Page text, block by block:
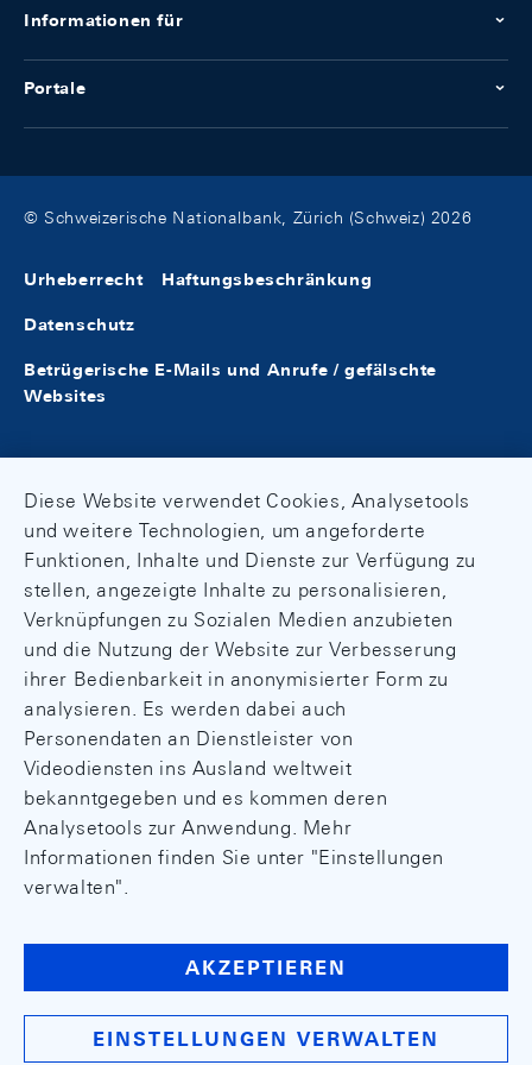
Informationen für
Portale
© Schweizerische Nationalbank, Zürich (Schweiz) 2026
Urheberrecht Haftungsbeschränkung
Datenschutz
Betrügerische E-Mails und Anrufe / gefälschte
Websites
Diese Website verwendet Cookies, Analysetools
und weitere Technologien, um angeforderte
Funktionen, Inhalte und Dienste zur Verfügung zu
stellen, angezeigte Inhalte zu personalisieren,
Verknüpfungen zu Sozialen Medien anzubieten
und die Nutzung der Website zur Verbesserung
ihrer Bedienbarkeit in anonymisierter Form zu
analysieren. Es werden dabei auch
Personendaten an Dienstleister von
Videodiensten ins Ausland weltweit
bekanntgegeben und es kommen deren
Analysetools zur Anwendung. Mehr
Informationen finden Sie unter "Einstellungen
verwalten".
AKZEPTIEREN
EINSTELLUNGEN VERWALTEN